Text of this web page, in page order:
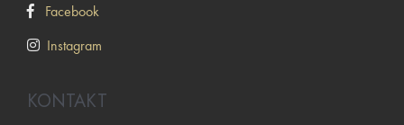
Facebook
Instagram
KONTAKT